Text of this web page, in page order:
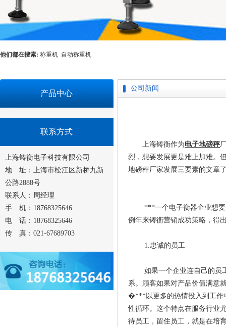
他们都在搜索: 称重机 自动称重机
产品中心
联系方式
上海铸衡电子科技有限公司
地 址：上海市松江区新桥九新
公路2888号
联系人：周经理
手 机：18768325646
电 话：18768325646
传 真：021-67689703
公司新闻
上海铸衡作为电子地磅秤
烈，想要发展更是难上加难。
地磅秤厂家发展三要素的文章
***一个电子衡器企业想要长
例年来铸衡营销成功策略，得
1.忠诚的员工
如果一个企业连自己的员工
系。顾客如果对产品价值满
�***以更多的热情投入到工作
性循环。这个特点在服务行业
待员工，留住员工，就是在培